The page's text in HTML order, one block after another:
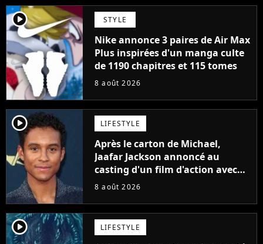
player2 STYLE
Nike annonce 3 paires de Air Max
Plus inspirées d'un manga culte
de 1190 chapitres et 115 tomes
8 août 2026
player2 LIFESTYLE
Après le carton de Michael,
Jaafar Jackson annoncé au
casting d'un film d'action avec
Will Smith
8 août 2026
player2 LIFESTYLE